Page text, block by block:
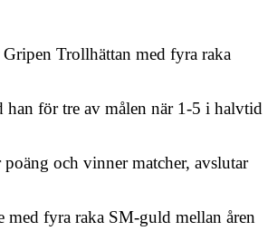
Trollhättan med fyra raka
för tre av målen när 1-5 i halvtid
och vinner matcher, avslutar
med fyra raka SM-guld mellan åren